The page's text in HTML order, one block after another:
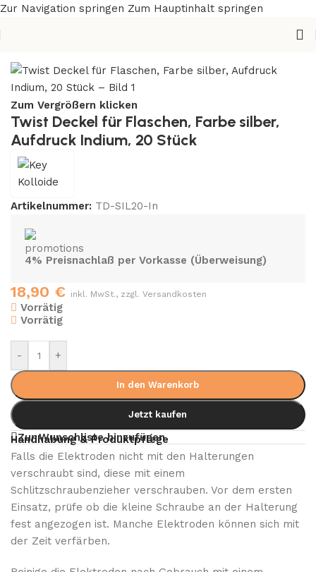
Zur Navigation springen Zum Hauptinhalt springen
Zum Vergrößern klicken
Twist Deckel für Flaschen, Farbe silber,
Aufdruck Indium, 20 Stück
Artikelnummer: TD-SIL20-In
4% Preisnachlaß per Vorkasse (Überweisung)
18,90 € inkl. MwSt., zzgl. Versandkosten
Vorrätig
Vorrätig
- +
In den Warenkorb
Jetzt kaufen
Zur Wunschliste hinzufügen
Handhabung & Produktpflege
Falls die Elektroden nicht mit den Halterungen
verschraubt sind, diese mit einem
Schlitzschraubenzieher verschrauben. Vor dem ersten
Einsatz, prüfe ob die kleine Schraube an der Halterung
fest angezogen ist. Manche Elektroden können sich mit
der Zeit verfärben.